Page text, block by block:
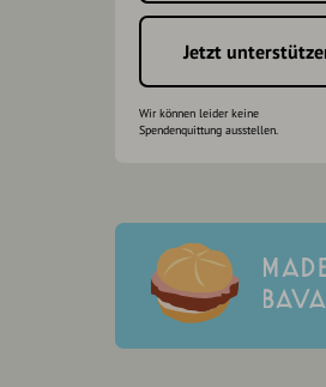
Jetzt
Wir können leider keine
Spendenquittung ausstellen.